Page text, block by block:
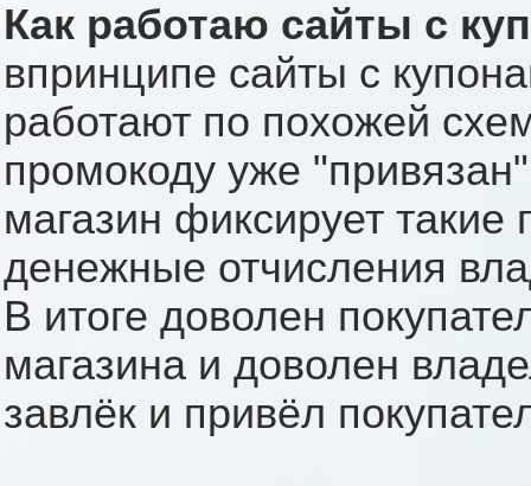
Как работаю сайты с
впринципе сайты с
работают по похожей
промокоду уже
магазин фиксирует такие
денежные отчисления
В итоге доволен
магазина и доволен
завлёк и привёл